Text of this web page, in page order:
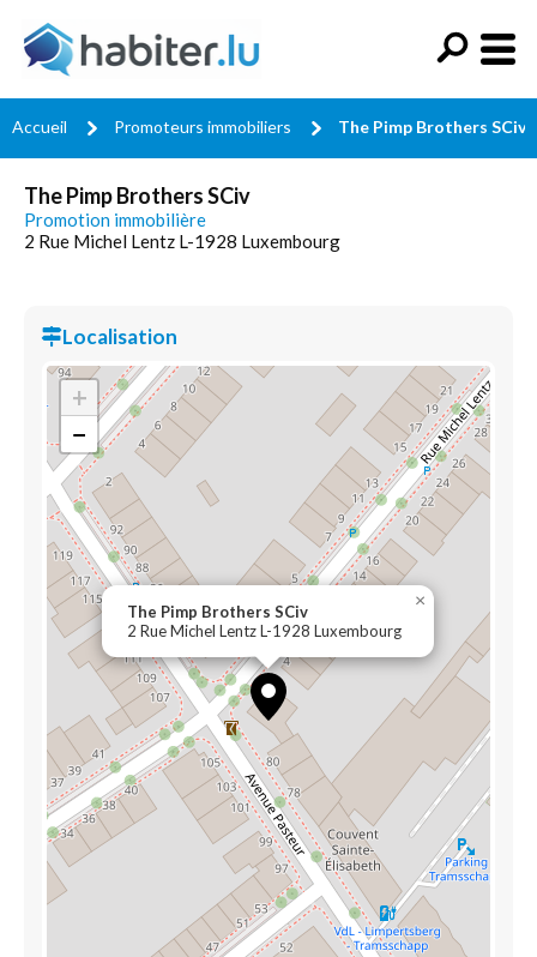
Accueil Promoteurs immobiliers The Pimp Brothers SCiv
The Pimp Brothers SCiv
Promotion immobilière
2 Rue Michel Lentz L-1928 Luxembourg
Localisation
The Pimp Brothers SCiv
2 Rue Michel Lentz L-1928 Luxembourg
×
+
−